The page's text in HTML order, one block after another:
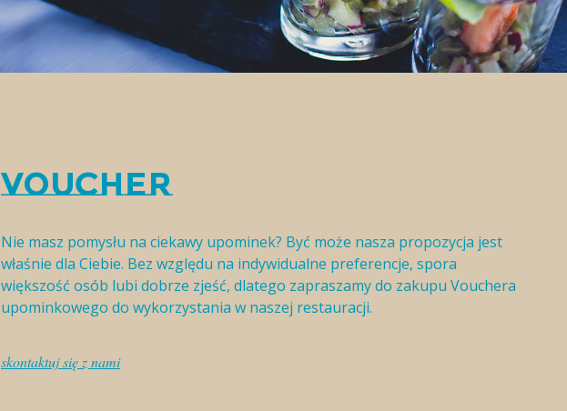
VOUCHER
Nie masz pomysłu na ciekawy upominek? Być może nasza propozycja jest
właśnie dla Ciebie. Bez względu na indywidualne preferencje, spora
większość osób lubi dobrze zjeść, dlatego zapraszamy do zakupu Vouchera
upominkowego do wykorzystania w naszej restauracji.
skontaktuj się z nami